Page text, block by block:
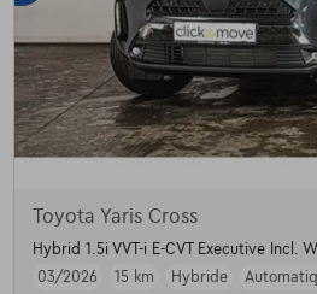
Toyota Yaris Cross
Hybrid 1.5i VVT-i E-CVT Executive Incl.
03/2026
15 km Hybride